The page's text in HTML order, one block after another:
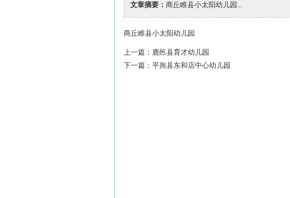
文章摘要： 商丘睢县小太阳幼儿园...
商丘睢县小太阳幼儿园
上一篇： 鹿邑县育才幼儿园
下一篇： 平舆县东和店中心幼儿园